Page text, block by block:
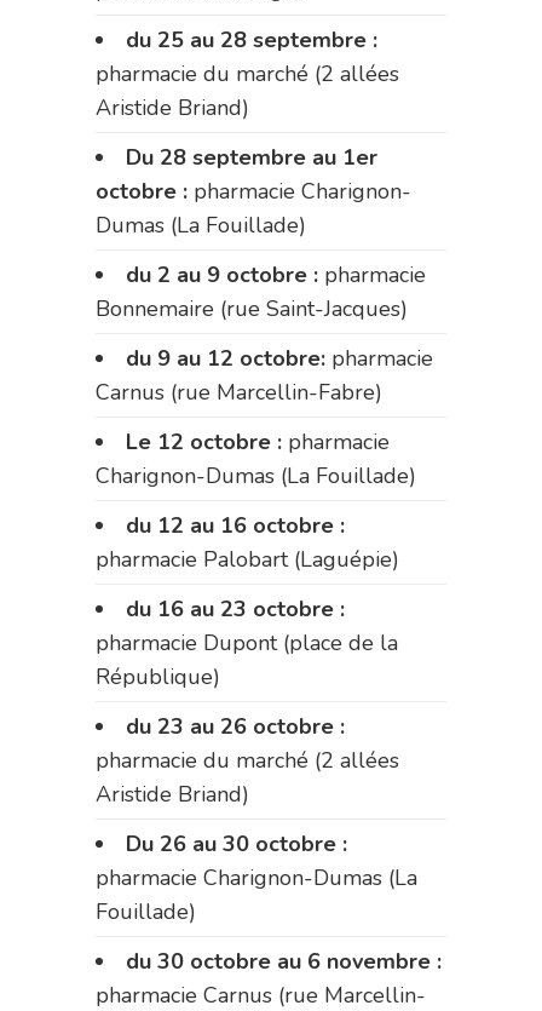
du 25 au 28 septembre :
pharmacie du marché (2 allées
Aristide Briand)
Du 28 septembre au 1er
octobre : pharmacie Charignon-
Dumas (La Fouillade)
du 2 au 9 octobre : pharmacie
Bonnemaire (rue Saint-Jacques)
du 9 au 12 octobre: pharmacie
Carnus (rue Marcellin-Fabre)
Le 12 octobre : pharmacie
Charignon-Dumas (La Fouillade)
du 12 au 16 octobre :
pharmacie Palobart (Laguépie)
du 16 au 23 octobre :
pharmacie Dupont (place de la
République)
du 23 au 26 octobre :
pharmacie du marché (2 allées
Aristide Briand)
Du 26 au 30 octobre :
pharmacie Charignon-Dumas (La
Fouillade)
du 30 octobre au 6 novembre :
pharmacie Carnus (rue Marcellin-